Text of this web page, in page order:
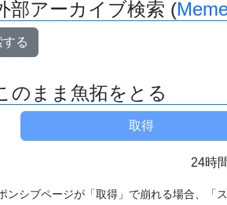
部アーカイブ検索 (
る
のまま魚拓をとる
24時
ンシブページが「取得」で崩れる場合、「